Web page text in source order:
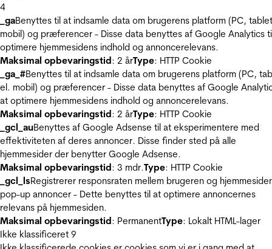
4
_gaBenyttes til at indsamle data om brugerens platform (PC,
mobil) og præferencer - Disse data benyttes af Google Analytics
optimere hjemmesidens indhold og annoncerelevans.
Maksimal opbevaringstid: 2 årType: HTTP Cookie
_ga_#Benyttes til at indsamle data om brugerens platform (PC,
el. mobil) og præferencer - Disse data benyttes af Google
at optimere hjemmesidens indhold og annoncerelevans.
Maksimal opbevaringstid: 2 årType: HTTP Cookie
_gcl_auBenyttes af Google Adsense til at eksperimentere med
effektiviteten af deres annoncer. Disse finder sted på alle
hjemmesider der benytter Google Adsense.
Maksimal opbevaringstid: 3 mdr.Type: HTTP Cookie
_gcl_lsRegistrerer responsraten mellem brugeren og
pop-up annoncer - Dette benyttes til at optimere annoncernes
relevans på hjemmesiden.
Maksimal opbevaringstid: PermanentType: Lokalt HTML-lager
Ikke klassificeret 9